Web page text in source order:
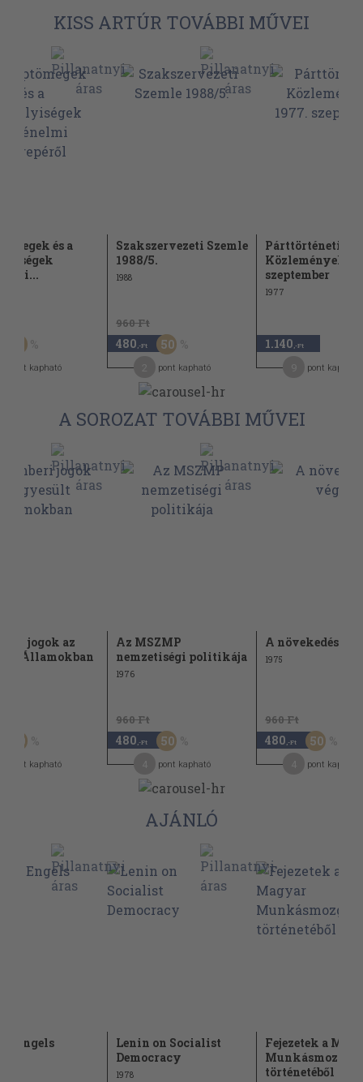
KISS ARTÚR TOVÁBBI MŰVEI
és a
pont kapható
Szakszervezeti Szemle
1988/5.
1988
960 Ft
480 ,-Ft 50
pont kapható
Párttörténeti
Közlemények
szeptember
1977
1.140 ,-Ft
pont kapható
A SOROZAT TOVÁBBI MŰVEI
jogok az
Államokban
50
pont kapható
Az MSZMP
nemzetiségi politikája
1976
960 Ft
480 ,-Ft 50
pont kapható
A növekedés
1975
960 Ft
480 ,-Ft 50
pont kapható
AJÁNLÓ
Engels
Lenin on Socialist
Democracy
1978
Fejezetek a
történetéből